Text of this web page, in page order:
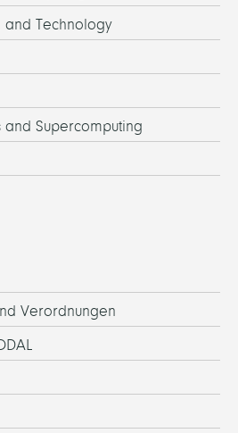
and Technology
Supercomputing
Verordnungen